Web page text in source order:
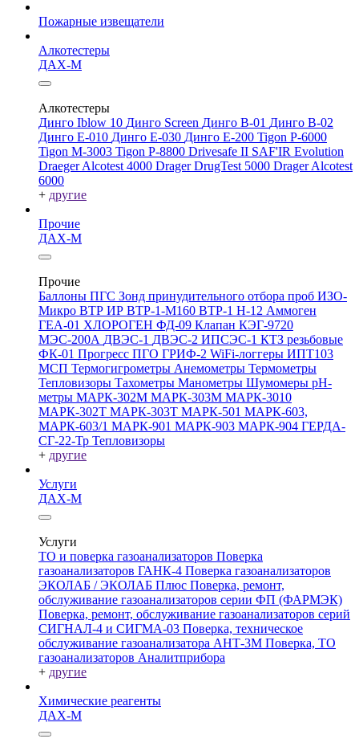
Пожарные извещатели
Алкотестеры
ДАХ-М
Алкотестеры
Динго Iblow 10 Динго Screen Динго В-01 Динго В-02
Динго Е-010 Динго Е-030 Динго Е-200 Tigon P-6000
Tigon M-3003 Tigon P-8800 Drivesafe II SAF'IR Evolution
Draeger Alcotest 4000 Drager DrugTest 5000 Drager Alcotest
6000
+ другие
Прочие
ДАХ-М
Прочие
Баллоны ПГС Зонд принудительного отбора проб ИЗО-
Микро ВТР ИР ВТР-1-М160 ВТР-1 Н-12 Аммоген
ГЕА-01 ХЛОРОГЕН ФД-09 Клапан КЭГ-9720
МЭС-200А ДВЭС-1 ДВЭС-2 ИПСЭС-1 КТЗ резьбовые
ФК-01 Прогресс ПГО ГРИФ-2 WiFi-логгеры ИПТ103
МСП Термогигрометры Анемометры Термометры
Тепловизоры Тахометры Манометры Шумомеры pH-
метры МАРК-302М МАРК-303М МАРК-3010
МАРК-302Т МАРК-303Т МАРК-501 МАРК-603,
МАРК-603/1 МАРК-901 МАРК-903 МАРК-904 ГЕРДА-
СГ-22-Тр Тепловизоры
+ другие
Услуги
ДАХ-М
Услуги
ТО и поверка газоанализаторов Поверка
газоанализаторов ГАНК-4 Поверка газоанализаторов
ЭКОЛАБ / ЭКОЛАБ Плюс Поверка, ремонт,
обслуживание газоанализаторов серии ФП (ФАРМЭК)
Поверка, ремонт, обслуживание газоанализаторов серий
СИГНАЛ-4 и СИГМА-03 Поверка, техническое
обслуживание газоанализатора АНТ-3М Поверка, ТО
газоанализаторов Аналитприбора
+ другие
Химические реагенты
ДАХ-М